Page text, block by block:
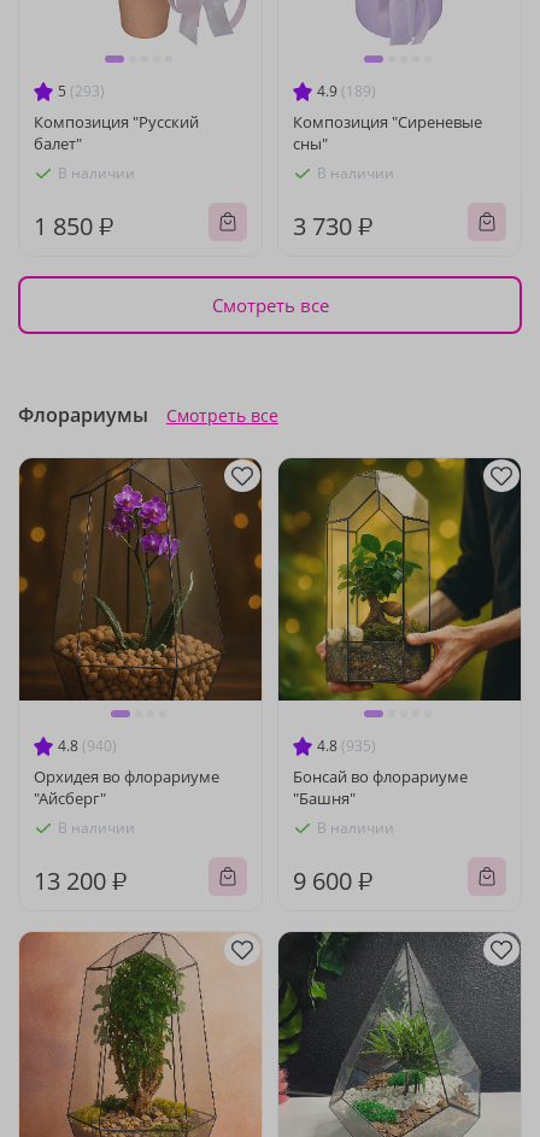
5 (293)
Композиция "Русский
балет"
В наличии
1 850 ₽
4.9 (189)
Композиция "Сиреневые
сны"
В наличии
3 730 ₽
Смотреть все
Флорариумы Смотреть все
4.8 (940)
Орхидея во флорариуме
"Айсберг"
В наличии
13 200 ₽
4.8 (935)
Бонсай во флорариуме
"Башня"
В наличии
9 600 ₽